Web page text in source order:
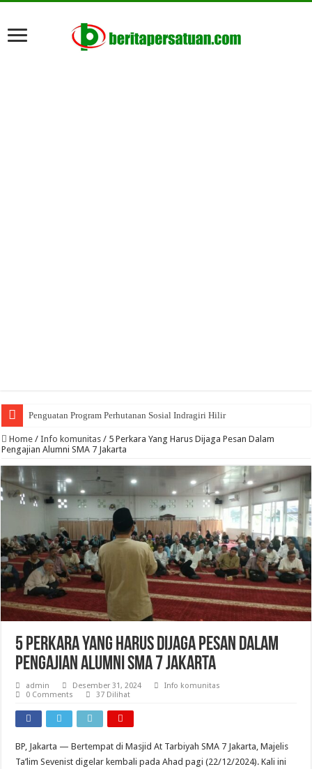
Penguatan Program Perhutanan Sosial Indragiri Hilir
Home / Info komunitas / 5 Perkara Yang Harus Dijaga Pesan Dalam
Pengajian Alumni SMA 7 Jakarta
5 Perkara Yang Harus Dijaga Pesan Dalam
Pengajian Alumni SMA 7 Jakarta
admin Desember 31, 2024
Info komunitas
0 Comments
37 Dilihat
BP, Jakarta — Bertempat di Masjid At Tarbiyah SMA 7 Jakarta, Majelis
Ta’lim Sevenist digelar kembali pada Ahad pagi (22/12/2024). Kali ini